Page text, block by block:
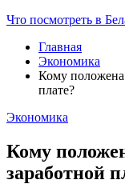
Что посмотреть в
Главная
Экономика
Кому положена
плате?
Экономика
Кому
заработной